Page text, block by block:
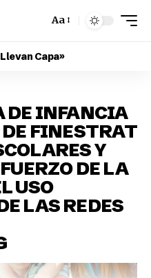
Aa
Capa»
DE INFANCIA
FINESTRAT
Y
DE LA
USO
LAS REDES